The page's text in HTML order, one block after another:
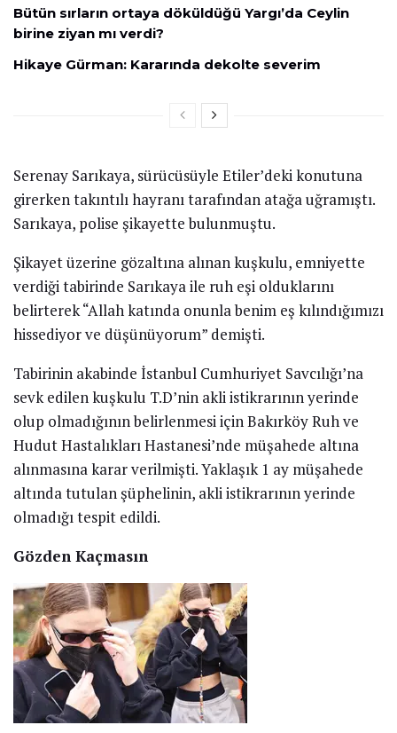
Bütün sırların ortaya döküldüğü Yargı’da Ceylin
birine ziyan mı verdi?
Hikaye Gürman: Kararında dekolte severim
Serenay Sarıkaya, sürücüsüyle Etiler’deki konutuna
girerken takıntılı hayranı tarafından atağa uğramıştı.
Sarıkaya, polise şikayette bulunmuştu.
Şikayet üzerine gözaltına alınan kuşkulu, emniyette
verdiği tabirinde Sarıkaya ile ruh eşi olduklarını
belirterek “Allah katında onunla benim eş kılındığımızı
hissediyor ve düşünüyorum” demişti.
Tabirinin akabinde İstanbul Cumhuriyet Savcılığı’na
sevk edilen kuşkulu T.D’nin akli istikrarının yerinde
olup olmadığının belirlenmesi için Bakırköy Ruh ve
Hudut Hastalıkları Hastanesi’nde müşahede altına
alınmasına karar verilmişti. Yaklaşık 1 ay müşahede
altında tutulan şüphelinin, akli istikrarının yerinde
olmadığı tespit edildi.
Gözden Kaçmasın